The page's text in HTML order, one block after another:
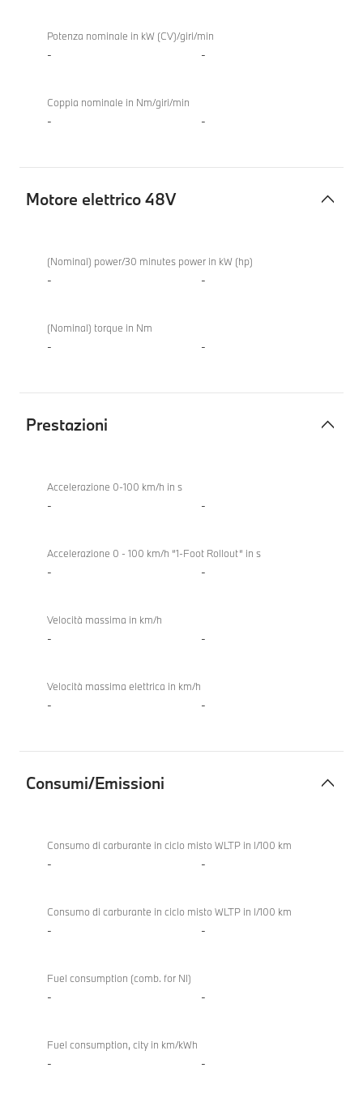
Potenza nominale in kW (CV)/giri/min
- -
Coppia nominale in Nm/giri/min
- -
Motore elettrico 48V
elettrico
48V
(Nominal) power/30 minutes power in kW (hp)
- -
(Nominal) torque in Nm
- -
Prestazioni
Accelerazione 0-100 km/h in s
- -
Accelerazione 0 - 100 km/h “1-Foot Rollout“ in s
- -
Velocità massima in km/h
- -
Velocità massima elettrica in km/h
- -
Consumi/Emissioni
Consumo di carburante in ciclo misto WLTP in l/100 km
- -
Consumo di carburante in ciclo misto WLTP in l/100 km
- -
Fuel consumption (comb. for NI)
- -
Fuel consumption, city in km/kWh
- -